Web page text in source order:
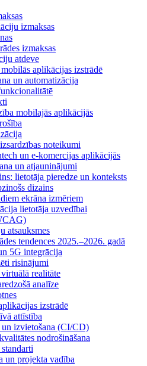
izmaksas
izmaksas
atdeve
aplikācijas izstrādē
un automatizācija
mobilajās aplikācijās
noteikumi
un e-komercijas aplikācijās
un atjauninājumi
lietotāja pieredze un konteksts
dizains
ekrāna izmēriem
lietotāja uzvedībai
atsauksmes
tendences 2025.–2026. gadā
5G integrācija
risinājumi
realitāte
analīze
izstrādē
attīstība
izvietošana (CI/CD)
nodrošināšana
un projekta vadība